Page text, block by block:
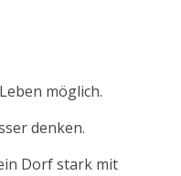
möglich.
denken.
Dorf stark mit